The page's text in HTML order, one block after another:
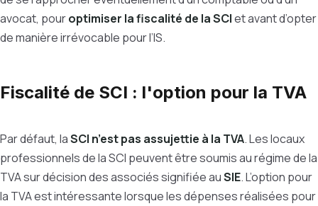
avocat, pouroptimiser la fiscalité de la SCIet avant d’opter
de manière irrévocable pour l’IS.
Fiscalité de SCI : l'option pour la TVA
Par défaut, laSCI n’est pas assujettie à la TVA. Les locaux
professionnels de la SCI peuvent être soumis au régime de la
TVA sur décision des associés signifiée auSIE. L’option pour
la TVA est intéressante lorsque les dépenses réalisées pour